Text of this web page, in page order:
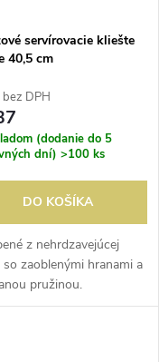
servírovacie kliešte
40,5 cm
DPH
(dodanie do 5
dní) >100 ks
DO KOŠÍKA
z nehrdzavejúcej
so zaoblenými hranami a
pružinou.